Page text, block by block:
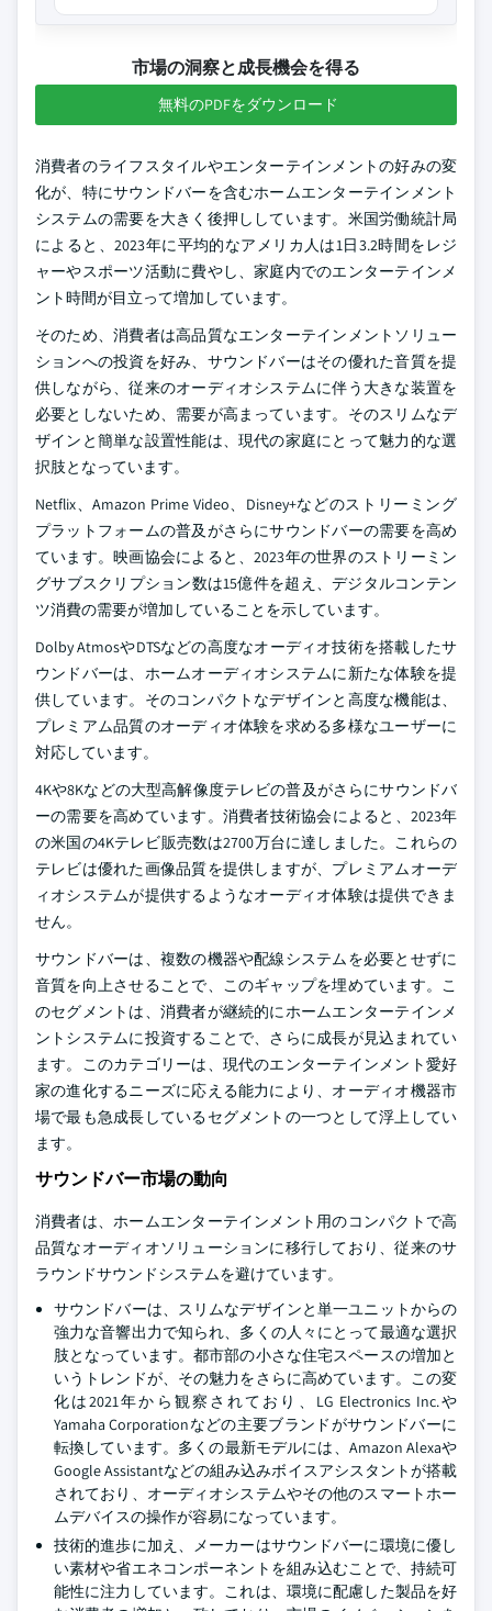
市場の洞察と成長機会を得る
無料のPDFをダウンロード
消費者のライフスタイルやエンターテインメントの好みの変
化が、特にサウンドバーを含むホームエンターテインメント
システムの需要を大きく後押ししています。米国労働統計局
によると、2023年に平均的なアメリカ人は1日3.2時間をレジ
ャーやスポーツ活動に費やし、家庭内でのエンターテインメ
ント時間が目立って増加しています。
そのため、消費者は高品質なエンターテインメントソリュー
ションへの投資を好み、サウンドバーはその優れた音質を提
供しながら、従来のオーディオシステムに伴う大きな装置を
必要としないため、需要が高まっています。そのスリムなデ
ザインと簡単な設置性能は、現代の家庭にとって魅力的な選
択肢となっています。
Netflix、Amazon Prime Video、Disney+などのストリーミング
プラットフォームの普及がさらにサウンドバーの需要を高め
ています。映画協会によると、2023年の世界のストリーミン
グサブスクリプション数は15億件を超え、デジタルコンテン
ツ消費の需要が増加していることを示しています。
Dolby AtmosやDTSなどの高度なオーディオ技術を搭載したサ
ウンドバーは、ホームオーディオシステムに新たな体験を提
供しています。そのコンパクトなデザインと高度な機能は、
プレミアム品質のオーディオ体験を求める多様なユーザーに
対応しています。
4Kや8Kなどの大型高解像度テレビの普及がさらにサウンドバ
ーの需要を高めています。消費者技術協会によると、2023年
の米国の4Kテレビ販売数は2700万台に達しました。これらの
テレビは優れた画像品質を提供しますが、プレミアムオーデ
ィオシステムが提供するようなオーディオ体験は提供できま
せん。
サウンドバーは、複数の機器や配線システムを必要とせずに
音質を向上させることで、このギャップを埋めています。こ
のセグメントは、消費者が継続的にホームエンターテインメ
ントシステムに投資することで、さらに成長が見込まれてい
ます。このカテゴリーは、現代のエンターテインメント愛好
家の進化するニーズに応える能力により、オーディオ機器市
場で最も急成長しているセグメントの一つとして浮上してい
ます。
サウンドバー市場の動向
消費者は、ホームエンターテインメント用のコンパクトで高
品質なオーディオソリューションに移行しており、従来のサ
ラウンドサウンドシステムを避けています。
サウンドバーは、スリムなデザインと単一ユニットからの
強力な音響出力で知られ、多くの人々にとって最適な選択
肢となっています。都市部の小さな住宅スペースの増加と
いうトレンドが、その魅力をさらに高めています。この変
化は2021年から観察されており、LG Electronics Inc.や
Yamaha Corporationなどの主要ブランドがサウンドバーに
転換しています。多くの最新モデルには、Amazon Alexaや
Google Assistantなどの組み込みボイスアシスタントが搭載
されており、オーディオシステムやその他のスマートホー
ムデバイスの操作が容易になっています。
技術的進歩に加え、メーカーはサウンドバーに環境に優し
い素材や省エネコンポーネントを組み込むことで、持続可
能性に注力しています。これは、環境に配慮した製品を好